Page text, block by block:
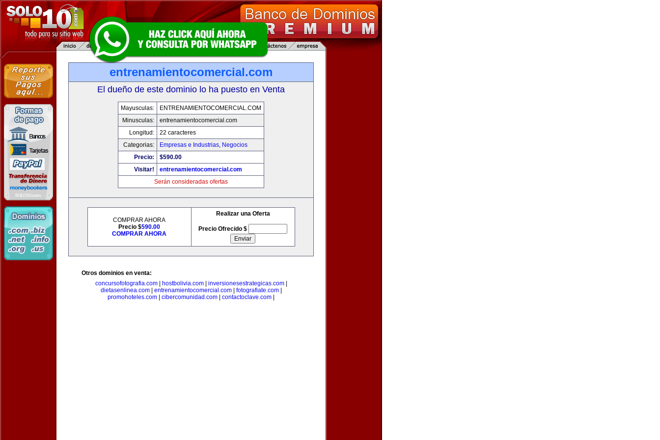
entrenamientocomercial.com
El dueño de este dominio lo ha puesto en Venta
Mayusculas:
ENTRENAMIENTOCOMERCIAL.COM
Minusculas:
entrenamientocomercial.com
Longitud:
22 caracteres
Categorias:
Empresas e Industrias, Negocios
Precio:
$590.00
Visitar!
entrenamientocomercial.com
Serán consideradas ofertas
COMPRAR AHORA
Precio $590.00
COMPRAR AHORA
Realizar una Oferta
Precio Ofrecido $
Otros dominios en venta:
concursofotografia.com| hostbolivia.com| inversionesestrategicas.com|
dietasenlinea.com| entrenamientocomercial.com| fotografiate.com|
promohoteles.com
cibercomunidad.com contactoclave.com